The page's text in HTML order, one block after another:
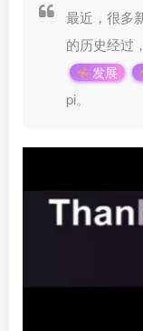
最近，很多
的历史经过
发展
pi。